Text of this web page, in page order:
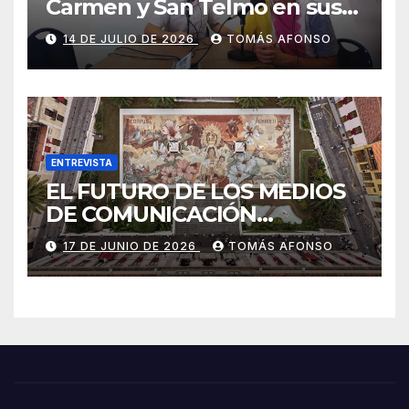
Carmen y San Telmo en sus
falúas 2026
14 DE JULIO DE 2026 TOMÁS AFONSO
ENTREVISTA
EL FUTURO DE LOS MEDIOS
DE COMUNICACIÓN
PRESENTES EN LAS
ALFOMBRAS DE LA OCTAVA
DEL CORPUS CHRISTI 2026
17 DE JUNIO DE 2026 TOMÁS AFONSO